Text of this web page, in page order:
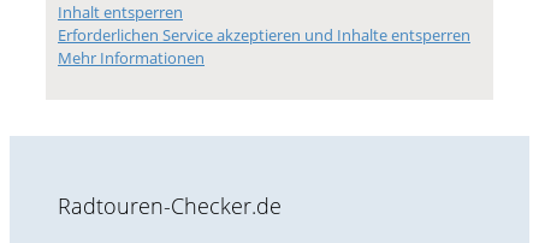
Inhalt entsperren
Erforderlichen Service akzeptieren und Inhalte entsperren
Mehr Informationen
Radtouren-Checker.de